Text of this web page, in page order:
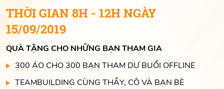
THỜI GIAN 8H - 12H NGÀY
15/09/2019
QUÀ TẶNG CHO NHỮNG BẠN THAM GIA
300 ÁO CHO 300 BẠN THAM DỰ BUỔI OFFLINE
TEAMBUILDING CÙNG THẦY, CÔ VÀ BẠN BÈ